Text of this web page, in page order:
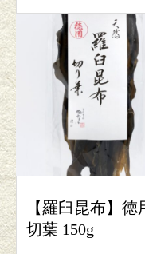
【羅臼昆布】徳
切葉 150g